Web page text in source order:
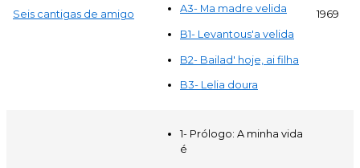
Seis cantigas de amigo A3- Ma madre velida
B1- Levantous'a velida
B2- Bailad' hoje, ai filha
B3- Lelia doura
1969
1- Prólogo: A minha vida
é